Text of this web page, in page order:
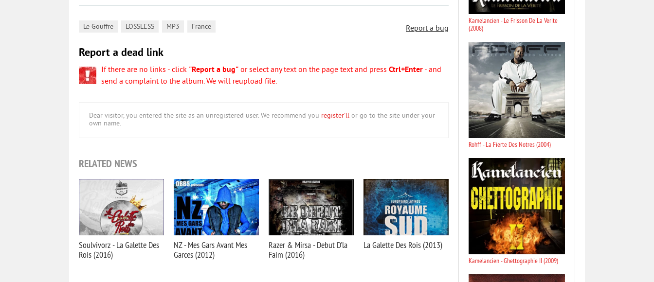
Report a bug
Le Gouffre LOSSLESS MP3 France
Report a dead link
If there are no links - click "Report a bug" or select any text on the page text and press Ctrl+Enter - and
send a complaint to the album. We will reupload file.
Dear visitor, you entered the site as an unregistered user. We recommend you register'll or go to the site under your
own name.
RELATED NEWS
Soulvivorz - La Galette Des
Rois (2016)
NZ - Mes Gars Avant Mes
Garces (2012)
Razer & Mirsa - Debut D'la
Faim (2016)
La Galette Des Rois (2013)
Kamelancien - Le Frisson De La Verite
(2008)
Rohff - La Fierte Des Notres (2004)
Kamelancien - Ghettographie II (2009)